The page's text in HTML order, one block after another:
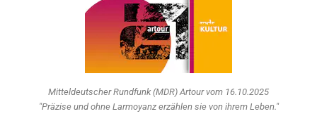
Mitteldeutscher Rundfunk (MDR) Artour vom 16.10.2025
"Präzise und ohne Larmoyanz erzählen sie von ihrem Leben."